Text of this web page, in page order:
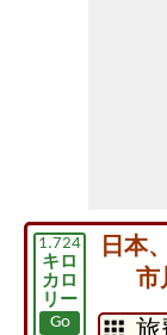
1.724
キロ
カロ
リー
Go
日本
市